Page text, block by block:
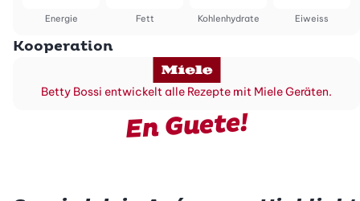
Energie Fett Kohlenhydrate Eiweiss
Kooperation
Betty Bossi entwickelt alle Rezepte mit Miele Geräten.
En Guete!